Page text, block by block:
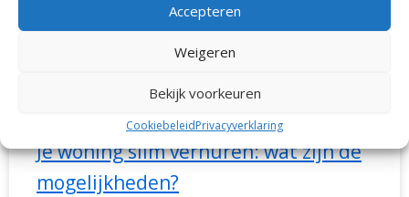
Accepteren
Weigeren
Bekijk voorkeuren
CookiebeleidPrivacyverklaring
Je woning slim verhuren: wat zijn de
mogelijkheden?